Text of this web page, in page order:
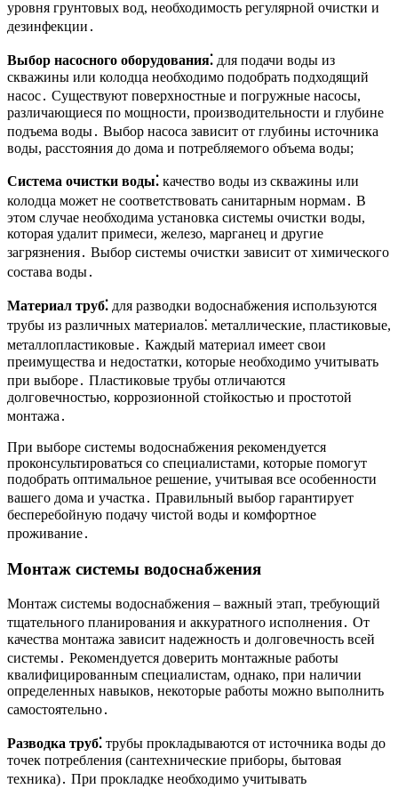
уровня грунтовых вод, необходимость регулярной очистки и
дезинфекции․
Выбор насосного оборудования⁚ для подачи воды из
скважины или колодца необходимо подобрать подходящий
насос․ Существуют поверхностные и погружные насосы,
различающиеся по мощности, производительности и глубине
подъема воды․ Выбор насоса зависит от глубины источника
воды, расстояния до дома и потребляемого объема воды;
Система очистки воды⁚ качество воды из скважины или
колодца может не соответствовать санитарным нормам․ В
этом случае необходима установка системы очистки воды,
которая удалит примеси, железо, марганец и другие
загрязнения․ Выбор системы очистки зависит от химического
состава воды․
Материал труб⁚ для разводки водоснабжения используются
трубы из различных материалов⁚ металлические, пластиковые,
металлопластиковые․ Каждый материал имеет свои
преимущества и недостатки, которые необходимо учитывать
при выборе․ Пластиковые трубы отличаются
долговечностью, коррозионной стойкостью и простотой
монтажа․
При выборе системы водоснабжения рекомендуется
проконсультироваться со специалистами, которые помогут
подобрать оптимальное решение, учитывая все особенности
вашего дома и участка․ Правильный выбор гарантирует
бесперебойную подачу чистой воды и комфортное
проживание․
Монтаж системы водоснабжения
Монтаж системы водоснабжения – важный этап, требующий
тщательного планирования и аккуратного исполнения․ От
качества монтажа зависит надежность и долговечность всей
системы․ Рекомендуется доверить монтажные работы
квалифицированным специалистам, однако, при наличии
определенных навыков, некоторые работы можно выполнить
самостоятельно․
Разводка труб⁚ трубы прокладываются от источника воды до
точек потребления (сантехнические приборы, бытовая
техника)․ При прокладке необходимо учитывать